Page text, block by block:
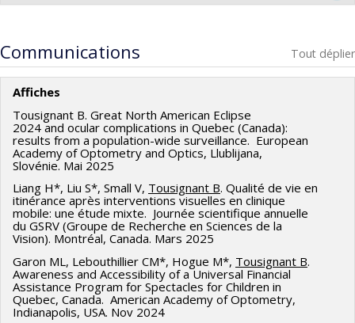
spécifiques des personnes affectées par une exposition à
partenariat avec la Première nation de Grassy Narrows,
nous proposons d'effectuer des évaluations fonctionnelles
de la vision en interrogeant et en observant 80 membres
de la communauté. Les résultats serviront à élaborer des
outils de dépistage axés sur le patient et sur la
communauté, qui répondront aux besoins des membres de
la communauté et leur permettront d'améliorer leur
capacité à accomplir les tâches de la vie quotidienne. Le
projet fournira des recommandations pour un modèle de
prestation de services de réadaptation visuelle
culturellement pertinent pour le futur Grassy Narrows
Mercury Care Home and Wellness Centre. À notre
connaissance, il s'agit du premier projet visant à élaborer un
programme de réadaptation visuelle conçu pour répondre
.Quebec’s financial assistance program for pediatric
optical correction: a parental survey on awareness and
Publiés
· Small V*, Nieuwenhof A, Renaud J,
Tousignant B.
2024) Perception des étudiants en optométrie face aux
personnes en situation d’itinérance : retombées de
formations théorique et pratique ciblées. Pédagogie
médicale 26 (4). https://doi.org/10.1051/pmed/2025036
· Small V*, Philibert A, Chatillon A, Da Silva J, Fillion M,
Mergler D, Tousignant B. Through the Eye: Retinal Changes
of Prenatal Mercury Exposure in Grassy Narrows First
Communications Tout déplier
Affiches
Tousignant B. Great North American Eclipse
2024 and ocular complications in Quebec (Canada):
results from a population-wide surveillance. European
Academy of Optometry and Optics, Llublijana,
Slovénie. Mai 2025
Liang H*, Liu S*, Small V, Tousignant B. Qualité de vie en
itinérance après interventions visuelles en clinique
mobile: une étude mixte. Journée scientifique annuelle
du GSRV (Groupe de Recherche en Sciences de la
Vision). Montréal, Canada. Mars 2025
Garon ML, Lebouthillier CM*, Hogue M*, Tousignant B.
Awareness and Accessibility of a Universal Financial
Assistance Program for Spectacles for Children in
Quebec, Canada. American Academy of Optometry,
Indianapolis, USA. Nov 2024